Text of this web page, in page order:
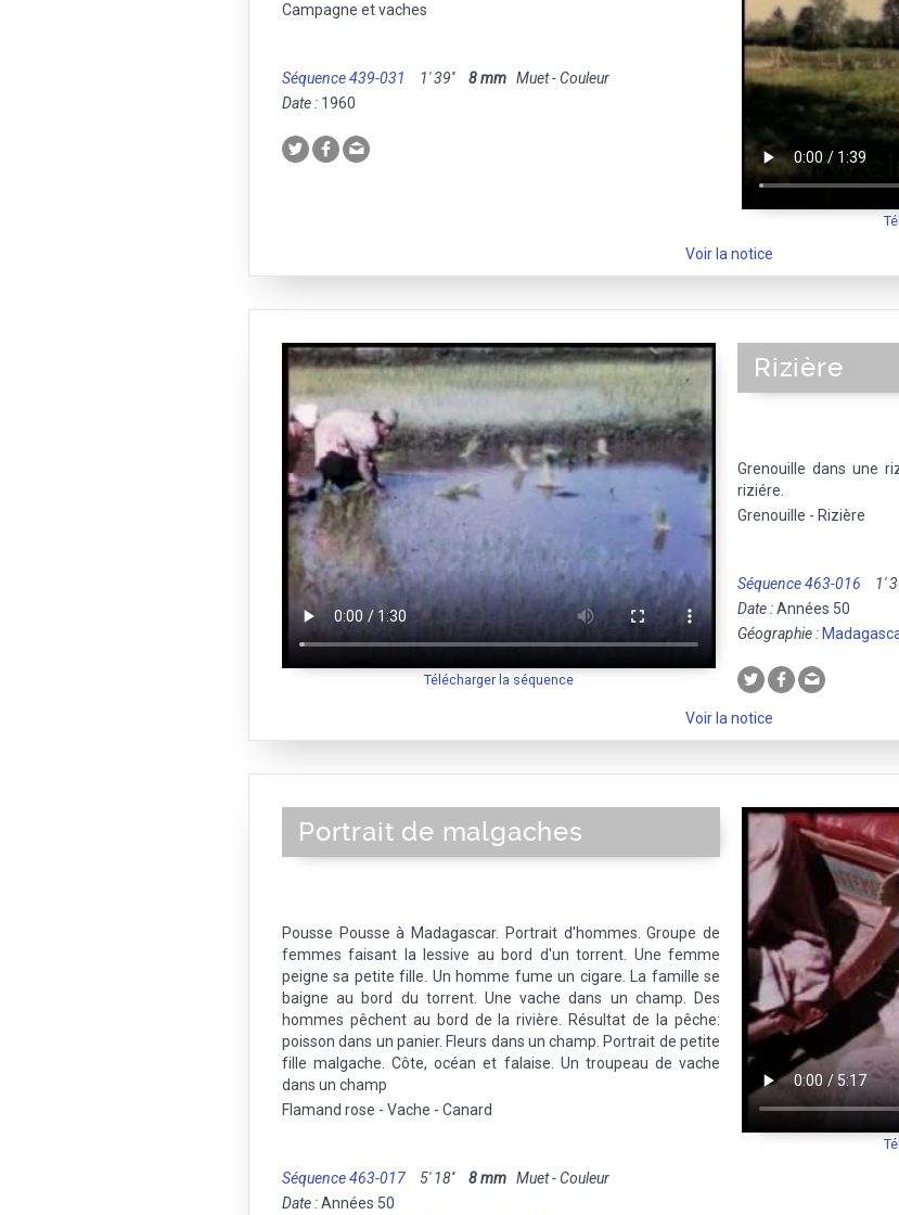
Campagne et vaches
Séquence 439-031 1' 39'' 8 mm Muet - Couleur
Date : 1960
Voir la notice
Télécharger la séquence
Rizière
Grenouille dans une
riziére.
Grenouille - Rizière
Séquence 463-016 1'
Date :Années 50
Géographie :
Voir la notice
Portrait de malgaches
Pousse Pousse à Madagascar. Portrait d'hommes. Groupe de
femmes faisant la lessive au bord d'un torrent. Une femme
peigne sa petite fille. Un homme fume un cigare. La famille se
baigne au bord du torrent. Une vache dans un champ. Des
hommes pêchent au bord de la rivière. Résultat de la pêche:
poisson dans un panier. Fleurs dans un champ. Portrait de petite
fille malgache. Côte, océan et falaise. Un troupeau de vache
dans un champ
Flamand rose - Vache - Canard
Séquence 463-017 5' 18'' 8 mm Muet - Couleur
Date :Années 50